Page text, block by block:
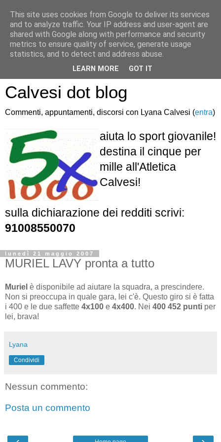
Atletica Sandro
Calvesi dot blog
Commenti, appuntamenti, discorsi con Lyana Calvesi (entra)
aiuta lo sport giovanile!
destina il cinque per
mille all'Atletica
Calvesi!
sulla dichiarazione dei redditi scrivi:
91008550070
lunedì 21 maggio 2007
MURIEL LAVY pronta a tutto
Muriel è disponibile ad aiutare la squadra, a prescindere.
Non si preoccupa in quale gara, lei c'è. Questo giro si è fatta
i 400 e le due saffette 4x100 e 4x400. Nei 400 452 punti per
lei, brava!
Lyana
Condividi
Nessun commento:
Posta un commento
This site uses cookies from Google to deliver its services
and to analyze traffic. Your IP address and user-agent are
shared with Google along with performance and security
metrics to ensure quality of service, generate usage
statistics, and to detect and address abuse.
LEARN MORE GOT IT